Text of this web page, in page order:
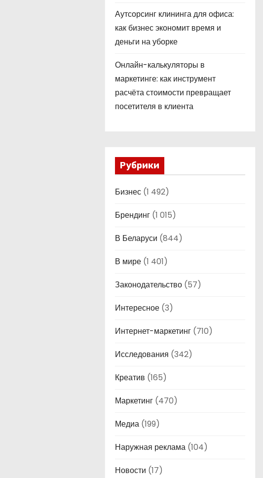
Аутсорсинг клининга для офиса:
как бизнес экономит время и
деньги на уборке
Онлайн-калькуляторы в
маркетинге: как инструмент
расчёта стоимости превращает
посетителя в клиента
Рубрики
Бизнес (1 492)
Брендинг (1 015)
В Беларуси (844)
В мире (1 401)
Законодательство (57)
Интересное (3)
Интернет-маркетинг (710)
Исследования (342)
Креатив (165)
Маркетинг (470)
Медиа (199)
Наружная реклама (104)
Новости (17)